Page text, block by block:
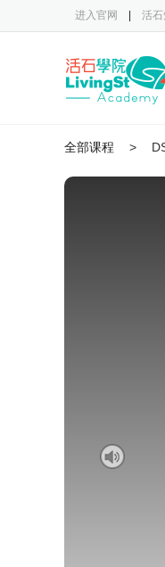
进入官网 活石
全部课程 >
This